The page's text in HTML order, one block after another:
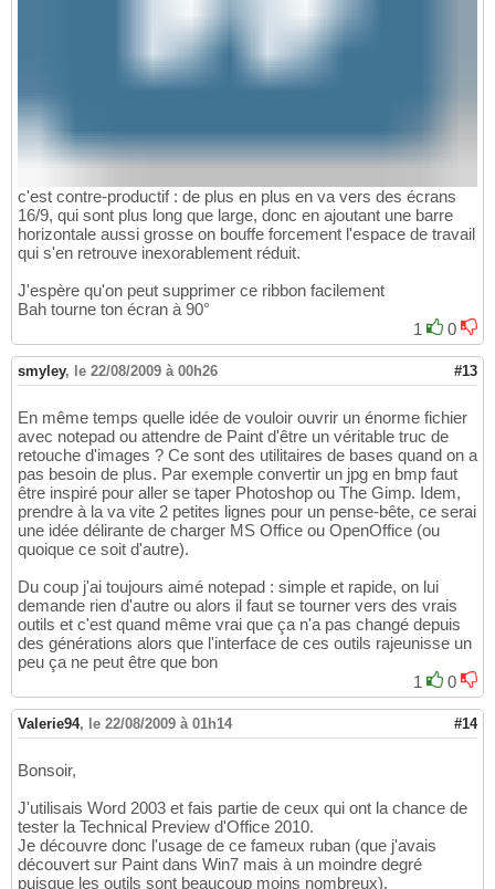
c'est contre-productif : de plus en plus en va vers des écrans
16/9, qui sont plus long que large, donc en ajoutant une barre
horizontale aussi grosse on bouffe forcement l'espace de travail
qui s'en retrouve inexorablement réduit.
J'espère qu'on peut supprimer ce ribbon facilement
Bah tourne ton écran à 90°
1
0
smyley, le 22/08/2009 à 00h26 #13
En même temps quelle idée de vouloir ouvrir un énorme fichier
avec notepad ou attendre de Paint d'être un véritable truc de
retouche d'images ? Ce sont des utilitaires de bases quand on a
pas besoin de plus. Par exemple convertir un jpg en bmp faut
être inspiré pour aller se taper Photoshop ou The Gimp. Idem,
prendre à la va vite 2 petites lignes pour un pense-bête, ce serai
une idée délirante de charger MS Office ou OpenOffice (ou
quoique ce soit d'autre).
Du coup j'ai toujours aimé notepad : simple et rapide, on lui
demande rien d'autre ou alors il faut se tourner vers des vrais
outils et c'est quand même vrai que ça n'a pas changé depuis
des générations alors que l'interface de ces outils rajeunisse un
peu ça ne peut être que bon
1
0
Valerie94, le 22/08/2009 à 01h14 #14
Bonsoir,
J'utilisais Word 2003 et fais partie de ceux qui ont la chance de
tester la Technical Preview d'Office 2010.
Je découvre donc l'usage de ce fameux ruban (que j'avais
découvert sur Paint dans Win7 mais à un moindre degré
puisque les outils sont beaucoup moins nombreux).